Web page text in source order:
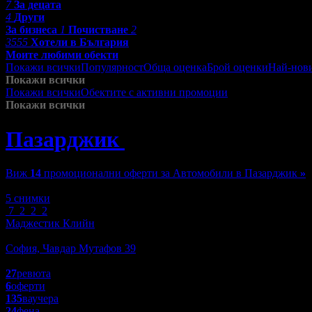
7 За децата
4 Други
За бизнеса 1 Почистване 2
3555 Хотели в България
Моите любими обекти
Покажи всичкиПопулярностОбща оценкаБрой оценкиНай-
Покажи всички
Покажи всичкиОбектите с активни промоции
Покажи всички
Пазарджик
Виж 14 промоционални оферти за Автомобили в Пазарджик »
5 снимки
7 2 2 2
Маджестик Клийн
София, Чавдар Мутафов 39
27ревюта
6оферти
135ваучера